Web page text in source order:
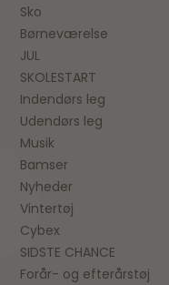
Sko
Børneværelse
JUL
SKOLESTART
Indendørs leg
Udendørs leg
Musik
Bamser
Nyheder
Vintertøj
Cybex
SIDSTE CHANCE
Forår- og efterårstøj